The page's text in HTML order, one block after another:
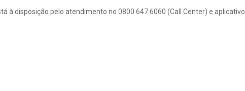
à disposição pelo atendimento no 0800 647 6060 (Call Center) e aplicativo